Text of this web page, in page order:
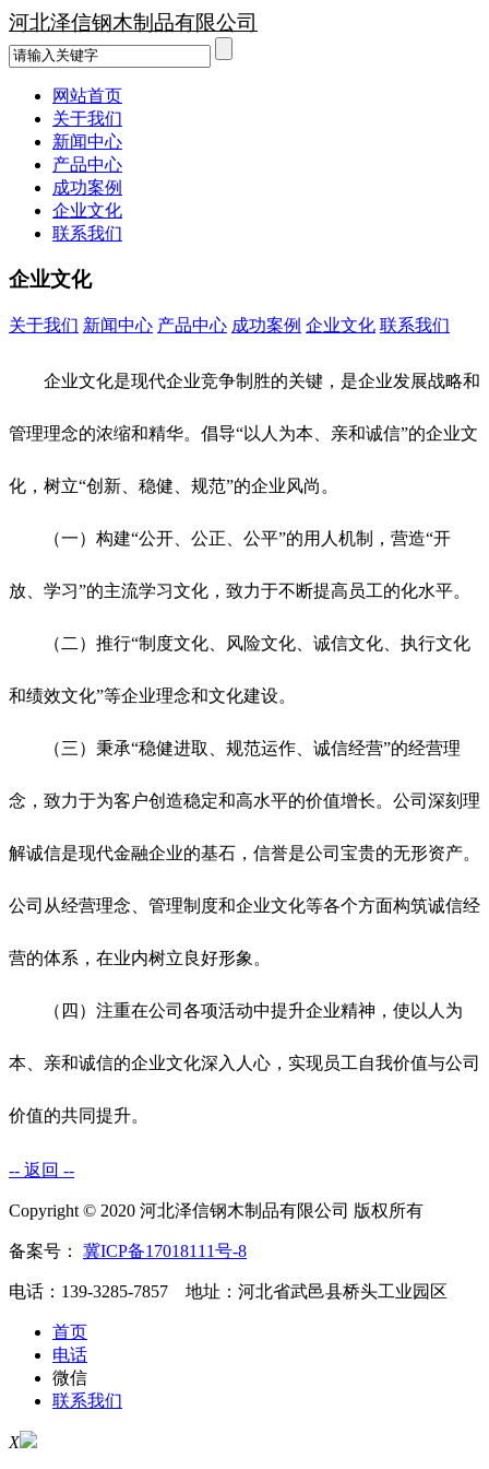
河北泽信钢木制品有限公司
网站首页
关于我们
新闻中心
产品中心
成功案例
企业文化
联系我们
企业文化
关于我们 新闻中心 产品中心 成功案例 企业文化 联系我们
企业文化是现代企业竞争制胜的关键，是企业发展战略和
管理理念的浓缩和精华。倡导“以人为本、亲和诚信”的企业文
化，树立“创新、稳健、规范”的企业风尚。
（一）构建“公开、公正、公平”的用人机制，营造“开
放、学习”的主流学习文化，致力于不断提高员工的化水平。
（二）推行“制度文化、风险文化、诚信文化、执行文化
和绩效文化”等企业理念和文化建设。
（三）秉承“稳健进取、规范运作、诚信经营”的经营理
念，致力于为客户创造稳定和高水平的价值增长。公司深刻理
解诚信是现代金融企业的基石，信誉是公司宝贵的无形资产。
公司从经营理念、管理制度和企业文化等各个方面构筑诚信经
营的体系，在业内树立良好形象。
（四）注重在公司各项活动中提升企业精神，使以人为
本、亲和诚信的企业文化深入人心，实现员工自我价值与公司
价值的共同提升。
-- 返回 --
Copyright © 2020 河北泽信钢木制品有限公司 版权所有
备案号： 冀ICP备17018111号-8
电话：139-3285-7857 地址：河北省武邑县桥头工业园区
首页
电话
微信
联系我们
X